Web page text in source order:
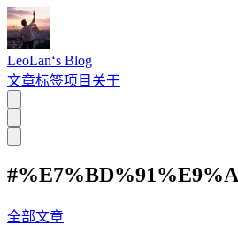
LeoLan‘s Blog
文章标签项目 关于
全部文章